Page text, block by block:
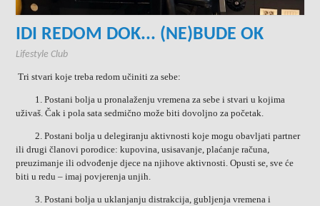
IDI REDOM DOK... (NE)BUDE OK
Lifestyle Club
Tri stvari koje treba redom učiniti za sebe:
1. Postani bolja u pronalaženju vremena za sebe i stvari u kojima
uživaš. Čak i pola sata sedmično može biti dovoljno za početak.
2. Postani bolja u delegiranju aktivnosti koje mogu obavljati partner
ili drugi članovi porodice: kupovina, usisavanje, plaćanje računa,
preuzimanje ili odvođenje djece na njihove aktivnosti. Opusti se, sve će
biti u redu – imaj povjerenja unjih.
3. Postani bolja u uklanjanju distrakcija, gubljenja vremena i